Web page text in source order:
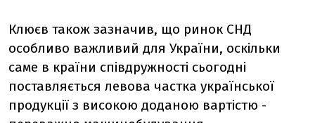
Клюєв також зазначив, що ринок СНД
особливо важливий для України, оскільки
саме в країни співдружності сьогодні
поставляється левова частка української
продукції з високою доданою вартістю -